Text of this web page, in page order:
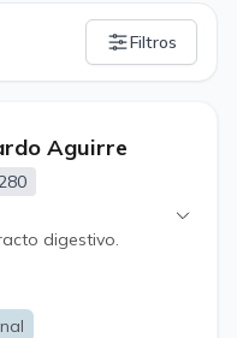
Filtros
Aguirre
digestivo.